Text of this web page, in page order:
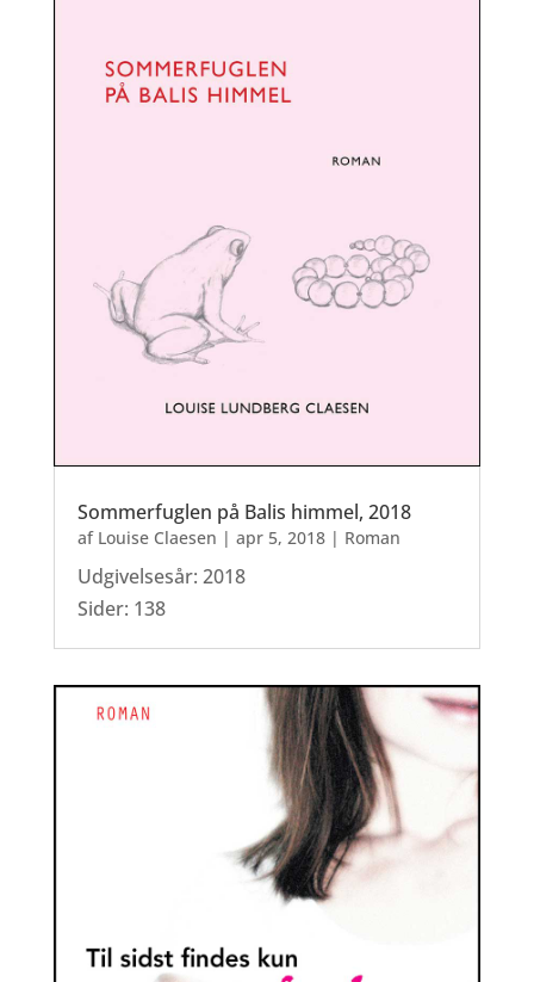
Sommerfuglen på Balis himmel, 2018
af Louise Claesen | apr 5, 2018| Roman
Udgivelsesår: 2018
Sider: 138